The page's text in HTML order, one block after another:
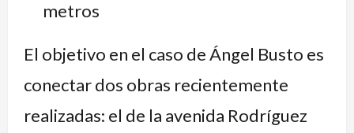
metros
El objetivo en el caso de Ángel Busto es
conectar dos obras recientemente
realizadas: el de la avenida Rodríguez